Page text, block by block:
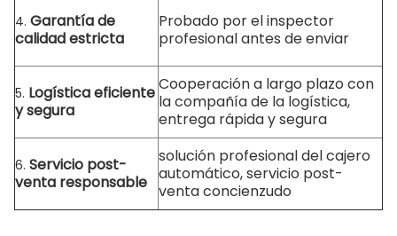
4. Garantía de
calidad estricta
Probado por el inspector
profesional antes de enviar
5. Logística eficiente
y segura
Cooperación a largo plazo con
la compañía de la logística,
entrega rápida y segura
6. Servicio post-
venta responsable
solución profesional del cajero
automático, servicio post-
venta concienzudo